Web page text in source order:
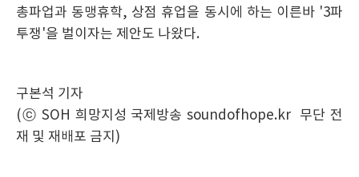
총파업과 동맹휴학, 상점 휴업을 동시에 하는 이른바 '3파
투쟁'을 벌이자는 제안도 나왔다.
구본석 기자
(ⓒ SOH 희망지성 국제방송 soundofhope.kr 무단 전
재 및 재배포 금지)